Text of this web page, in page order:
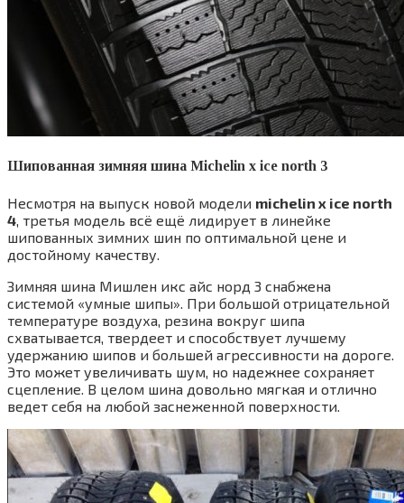
Шипованная зимняя шина Michelin x ice north 3
Несмотря на выпуск новой модели michelin x ice north
4 , третья модель всё ещё лидирует в линейке
шипованных зимних шин по оптимальной цене и
достойному качеству.
Зимняя шина Мишлен икс айс норд 3 снабжена
системой «умные шипы». При большой отрицательной
температуре воздуха, резина вокруг шипа
схватывается, твердеет и способствует лучшему
удержанию шипов и большей агрессивности на дороге.
Это может увеличивать шум, но надежнее сохраняет
сцепление. В целом шина довольно мягкая и отлично
ведет себя на любой заснеженной поверхности.